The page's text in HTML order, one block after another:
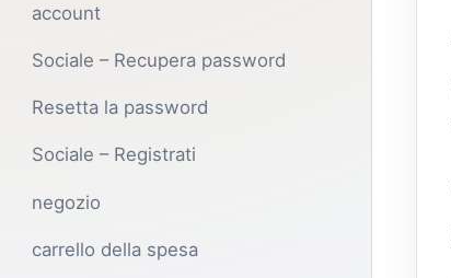
account
Sociale – Recupera password
Resetta la password
Sociale – Registrati
negozio
carrello della spesa